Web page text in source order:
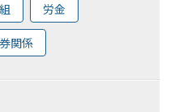
労金
関係